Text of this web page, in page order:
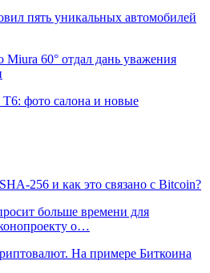
пять уникальных автомобилей
Miura 60° отдал дань уважения
фото салона и новые
256 и как это связано с Bitcoin?
больше времени для
о…
На примере Биткоина